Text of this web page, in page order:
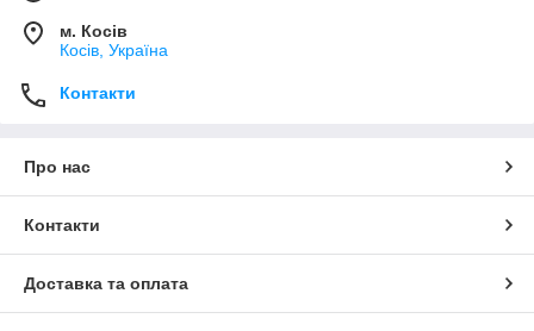
м. Косів
Косів, Україна
Контакти
Про нас
Контакти
Доставка та оплата